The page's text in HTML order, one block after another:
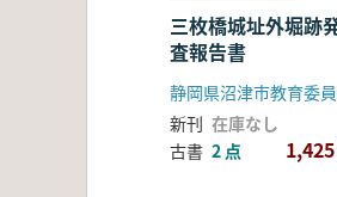
三枚橋城址外堀跡
査報告書
静岡県沼津市教育委
新刊 在庫なし
古書 2 点